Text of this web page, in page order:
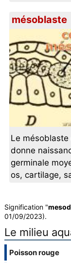
mésoblaste
Le
donne
germinale
os, cartilage,
Signification "
01/09/2023).
Le milieu
Poisson rouge